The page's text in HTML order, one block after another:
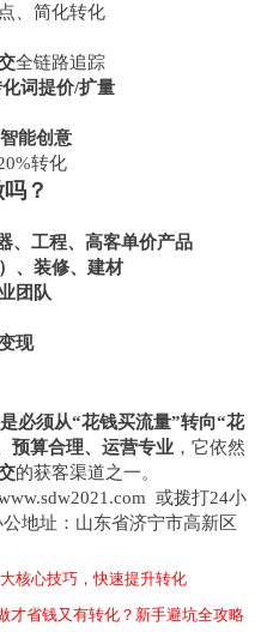
、简化转化
全链路追踪
词提价/扩量
能创意
转化
？
、工程、高客单价产品
、装修、建材
团队
现
必须从“花钱买流量”转向“花
预算合理、运营专业 ，它依然
的获客渠道之一。
或拨打24小
地址：山东省济宁市高新区
核心技巧，快速提升转化
才省钱又有转化？新手避坑全攻略